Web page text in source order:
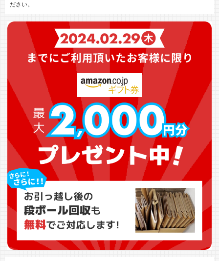
ださい。